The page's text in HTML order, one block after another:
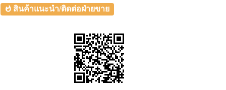
สินค้าแนะนำ/ติดต่อฝ่ายขาย